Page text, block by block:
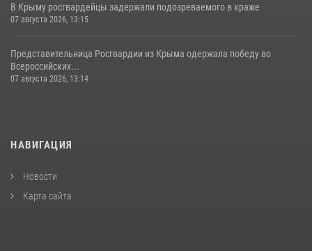
В Крыму росгвардейцы задержали подозреваемого в краже
07 августа 2026, 13:15
Представительница Росгвардии из Крыма одержала победу во
Всероссийских...
07 августа 2026, 13:14
НАВИГАЦИЯ
Новости
Карта сайта